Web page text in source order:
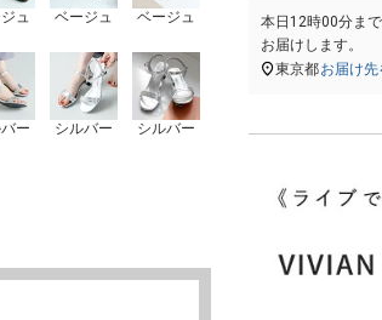
ュ ベージュ ベージュ
ー シルバー シルバー
本日 12時00分ま
お届けします。
東京都お届け